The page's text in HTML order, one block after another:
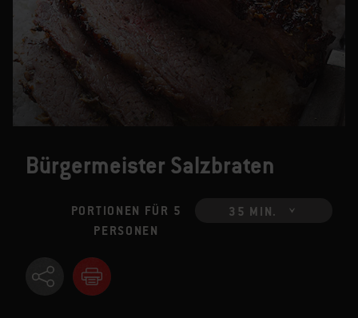
Bürgermeister Salzbraten
PORTIONEN FÜR 5
PERSONEN
35 MIN.